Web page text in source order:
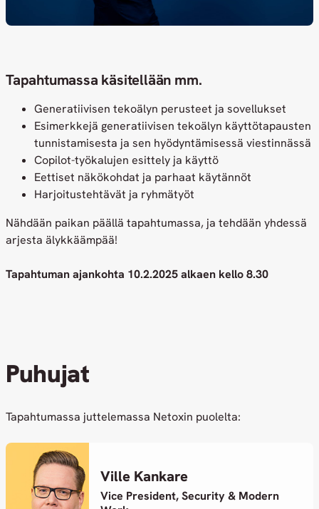
Tapahtumassa käsitellään mm.
Generatiivisen tekoälyn perusteet ja sovellukset
Esimerkkejä generatiivisen tekoälyn käyttötapausten
tunnistamisesta ja sen hyödyntämisessä viestinnässä
Copilot-työkalujen esittely ja käyttö
Eettiset näkökohdat ja parhaat käytännöt
Harjoitustehtävät ja ryhmätyöt
Nähdään paikan päällä tapahtumassa, ja tehdään yhdessä
arjesta älykkäämpää!
Tapahtuman ajankohta 10.2.2025 alkaen kello 8.30
Puhujat
Tapahtumassa juttelemassa Netoxin puolelta:
Ville Kankare
Vice President, Security & Modern